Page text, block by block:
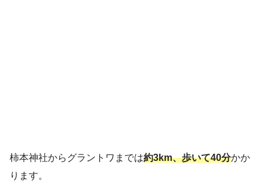
柿本神社からグラントワまでは約3km、歩いて40分かか
ります。